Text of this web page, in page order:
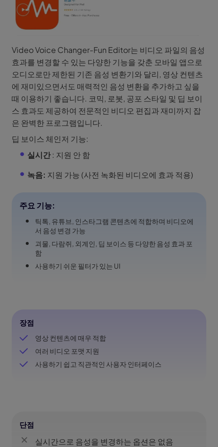
Video Voice Changer-Fun Editor는 비디오 파일의 음성
효과를 변경할 수 있는 다양한 기능을 갖춘 모바일 앱으로
오디오로만 제한된 기존 음성 변환기와 달리, 영상 컨텐츠
에 재미있으면서도 매력적인 음성 변환을 추가하고 싶을
때 이용하기 좋습니다. 코믹, 로봇, 공포 스타일 및 딥 보이
스 효과도 제공하여 전문적인 비디오 편집과 재미까지 잡
은 완벽한 프로그램입니다.
딥 보이스 체인저 기능:
실시간: 지원 안 함
녹음: 지원 가능 (사전 녹화된 비디오에 효과 적용)
주요 기능:
틱톡, 유튜브, 인스타그램 콘텐츠에 적합하며 비디오에
서 음성 변경 가능
괴물, 다람쥐, 외계인, 딥 보이스 등 다양한 음성 효과 포
함
사용하기 쉬운 필터가 있는 UI
장점
영상 컨텐츠에 매우 적합
여러 비디오 포맷 지원
사용하기 쉽고 직관적인 사용자 인터페이스
단점
실시간으로 음성을 변경하는 옵션은 없음